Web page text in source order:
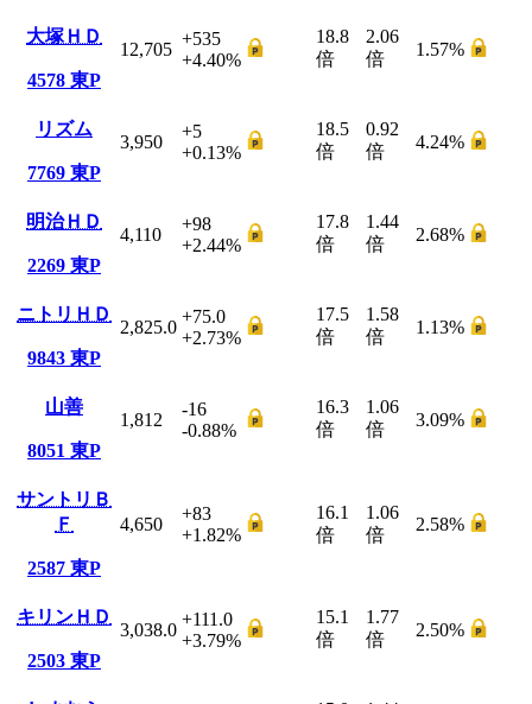
大塚ＨＤ
4578 東P
12,705
+535
+4.40%
18.8
倍
2.06
倍
1.57%
リズム
7769 東P
3,950
+5
+0.13%
18.5
倍
0.92
倍
4.24%
明治ＨＤ
2269 東P
4,110
+98
+2.44%
17.8
倍
1.44
倍
2.68%
ニトリＨＤ
9843 東P
2,825.0
+75.0
+2.73%
17.5
倍
1.58
倍
1.13%
山善
8051 東P
1,812
-16
-0.88%
16.3
倍
1.06
倍
3.09%
サントリＢ
Ｆ
2587 東P
4,650
+83
+1.82%
16.1
倍
1.06
倍
2.58%
キリンＨＤ
2503 東P
3,038.0
+111.0
+3.79%
15.1
倍
1.77
倍
2.50%